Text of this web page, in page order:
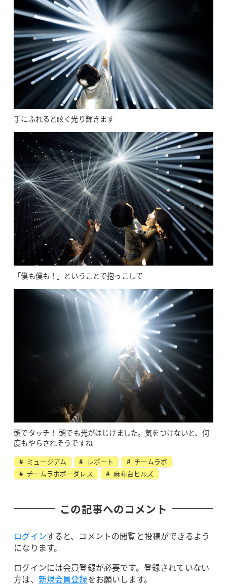
手にふれると眩く光り輝きます
「僕も僕も！」ということで抱っこして
頭でタッチ！ 頭でも光がはじけました。気をつけないと、何
度もやらされそうですね
ミュージアム レポート
チームラボ
チームラボボーダレス
麻布台ヒルズ
この記事へのコメント
ログインすると、コメントの閲覧と投稿ができるよう
になります。
ログインには会員登録が必要です。登録されていない
方は、 新規会員登録をお願いします。